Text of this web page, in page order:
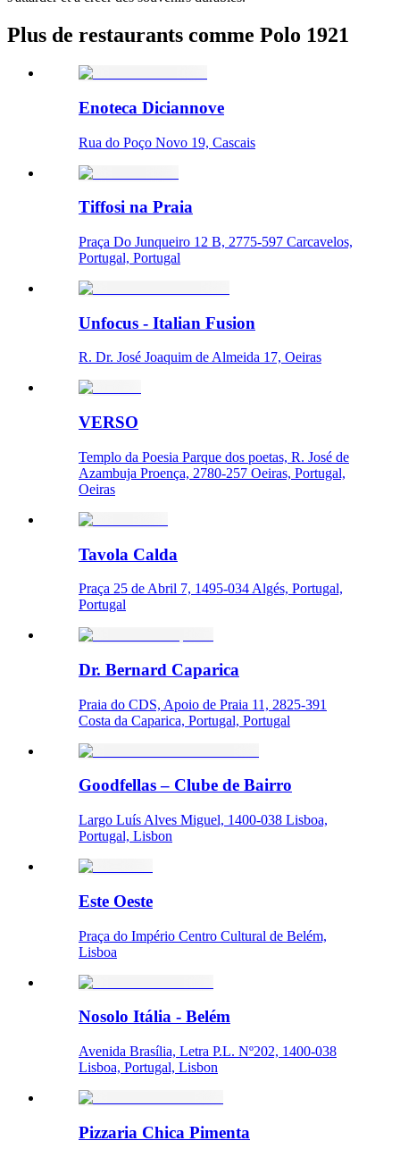
Plus de restaurants comme Polo 1921
Enoteca Diciannove
Rua do Poço Novo 19, Cascais
Tiffosi na Praia
Praça Do Junqueiro 12 B, 2775-597 Carcavelos,
Portugal, Portugal
Unfocus - Italian Fusion
R. Dr. José Joaquim de Almeida 17, Oeiras
VERSO
Templo da Poesia Parque dos poetas, R. José de
Azambuja Proença, 2780-257 Oeiras, Portugal,
Oeiras
Tavola Calda
Praça 25 de Abril 7, 1495-034 Algés, Portugal,
Portugal
Dr. Bernard Caparica
Praia do CDS, Apoio de Praia 11, 2825-391
Costa da Caparica, Portugal, Portugal
Goodfellas – Clube de Bairro
Largo Luís Alves Miguel, 1400-038 Lisboa,
Portugal, Lisbon
Este Oeste
Praça do Império Centro Cultural de Belém,
Lisboa
Nosolo Itália - Belém
Avenida Brasília, Letra P.L. Nº202, 1400-038
Lisboa, Portugal, Lisbon
Pizzaria Chica Pimenta